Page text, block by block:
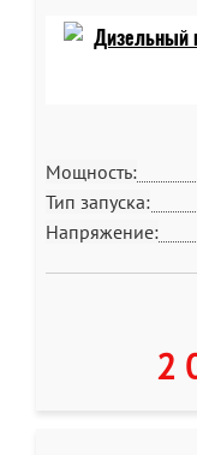
Мощность:
Тип запуска:
Напряжение:
2